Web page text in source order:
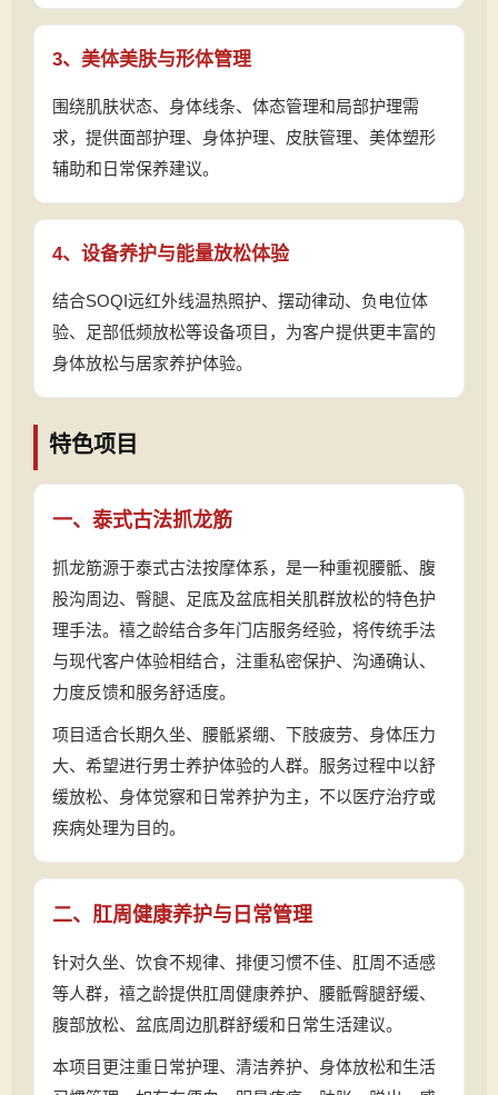
3、美体美肤与形体管理
围绕肌肤状态、身体线条、体态管理和局部护理需
求，提供面部护理、身体护理、皮肤管理、美体塑形
辅助和日常保养建议。
4、设备养护与能量放松体验
结合SOQI远红外线温热照护、摆动律动、负电位体
验、足部低频放松等设备项目，为客户提供更丰富的
身体放松与居家养护体验。
特色项目
一、泰式古法抓龙筋
抓龙筋源于泰式古法按摩体系，是一种重视腰骶、腹
股沟周边、臀腿、足底及盆底相关肌群放松的特色护
理手法。禧之龄结合多年门店服务经验，将传统手法
与现代客户体验相结合，注重私密保护、沟通确认、
力度反馈和服务舒适度。
项目适合长期久坐、腰骶紧绷、下肢疲劳、身体压力
大、希望进行男士养护体验的人群。服务过程中以舒
缓放松、身体觉察和日常养护为主，不以医疗治疗或
疾病处理为目的。
二、肛周健康养护与日常管理
针对久坐、饮食不规律、排便习惯不佳、肛周不适感
等人群，禧之龄提供肛周健康养护、腰骶臀腿舒缓、
腹部放松、盆底周边肌群舒缓和日常生活建议。
本项目更注重日常护理、清洁养护、身体放松和生活